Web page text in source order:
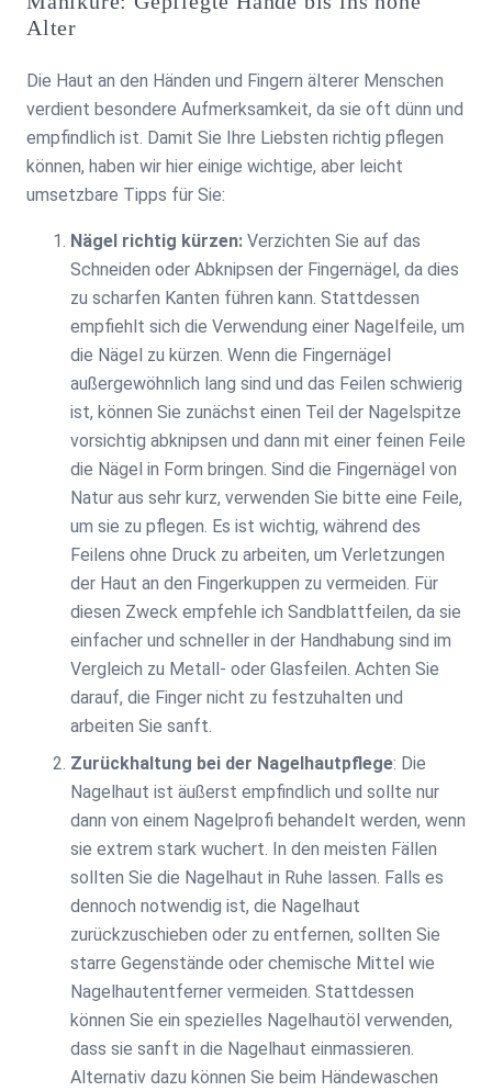
Alter
Die Haut an den Händen und Fingern älterer Menschen
verdient besondere Aufmerksamkeit, da sie oft dünn und
empfindlich ist. Damit Sie Ihre Liebsten richtig pflegen
können, haben wir hier einige wichtige, aber leicht
umsetzbare Tipps für Sie:
Nägel richtig kürzen: Verzichten Sie auf das
Schneiden oder Abknipsen der Fingernägel, da dies
zu scharfen Kanten führen kann. Stattdessen
empfiehlt sich die Verwendung einer Nagelfeile, um
die Nägel zu kürzen. Wenn die Fingernägel
außergewöhnlich lang sind und das Feilen schwierig
ist, können Sie zunächst einen Teil der Nagelspitze
vorsichtig abknipsen und dann mit einer feinen Feile
die Nägel in Form bringen. Sind die Fingernägel von
Natur aus sehr kurz, verwenden Sie bitte eine Feile,
um sie zu pflegen. Es ist wichtig, während des
Feilens ohne Druck zu arbeiten, um Verletzungen
der Haut an den Fingerkuppen zu vermeiden. Für
diesen Zweck empfehle ich Sandblattfeilen, da sie
einfacher und schneller in der Handhabung sind im
Vergleich zu Metall- oder Glasfeilen. Achten Sie
darauf, die Finger nicht zu festzuhalten und
arbeiten Sie sanft.
Zurückhaltung bei der Nagelhautpflege: Die
Nagelhaut ist äußerst empfindlich und sollte nur
dann von einem Nagelprofi behandelt werden, wenn
sie extrem stark wuchert. In den meisten Fällen
sollten Sie die Nagelhaut in Ruhe lassen. Falls es
dennoch notwendig ist, die Nagelhaut
zurückzuschieben oder zu entfernen, sollten Sie
starre Gegenstände oder chemische Mittel wie
Nagelhautentferner vermeiden. Stattdessen
können Sie ein spezielles Nagelhautöl verwenden,
dass sie sanft in die Nagelhaut einmassieren.
Alternativ dazu können Sie beim Händewaschen